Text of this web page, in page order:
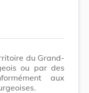
du Grand-
ou par des
aux